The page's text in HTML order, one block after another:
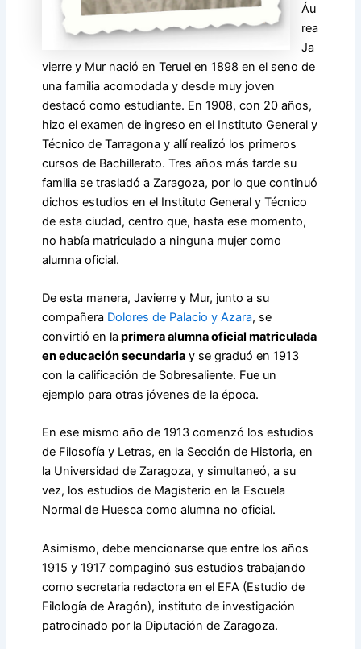
Áu
rea
Ja
vierre y Mur nació en Teruel en 1898 en el seno de
una familia acomodada y desde muy joven
destacó como estudiante. En 1908, con 20 años,
hizo el examen de ingreso en el Instituto General y
Técnico de Tarragona y allí realizó los primeros
cursos de Bachillerato. Tres años más tarde su
familia se trasladó a Zaragoza, por lo que continuó
dichos estudios en el Instituto General y Técnico
de esta ciudad, centro que, hasta ese momento,
no había matriculado a ninguna mujer como
alumna oficial.
De esta manera, Javierre y Mur, junto a su
compañera Dolores de Palacio y Azara, se
convirtió en la primera alumna oficial matriculada
en educación secundariay se graduó en 1913
con la calificación de Sobresaliente. Fue un
ejemplo para otras jóvenes de la época.
En ese mismo año de 1913 comenzó los estudios
de Filosofía y Letras, en la Sección de Historia, en
la Universidad de Zaragoza, y simultaneó, a su
vez, los estudios de Magisterio en la Escuela
Normal de Huesca como alumna no oficial.
Asimismo, debe mencionarse que entre los años
1915 y 1917 compaginó sus estudios trabajando
como secretaria redactora en el EFA (Estudio de
Filología de Aragón), instituto de investigación
patrocinado por la Diputación de Zaragoza.